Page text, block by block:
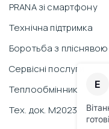
PRANA зі смартфону
Технічна підтримка
Боротьба з пліснявою
Сервісні послуги
Теплообмінник
Тех. док. M2023